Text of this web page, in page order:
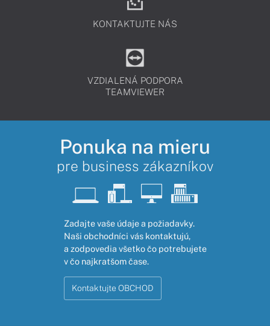
KONTAKTUJTE NÁS
VZDIALENÁ PODPORA
TEAMVIEWER
Ponuka na mieru
pre business zákazníkov
Zadajte vaše údaje a požiadavky.
Naši obchodníci vás kontaktujú,
a zodpovedia všetko čo potrebujete
v čo najkratšom čase.
Kontaktujte OBCHOD